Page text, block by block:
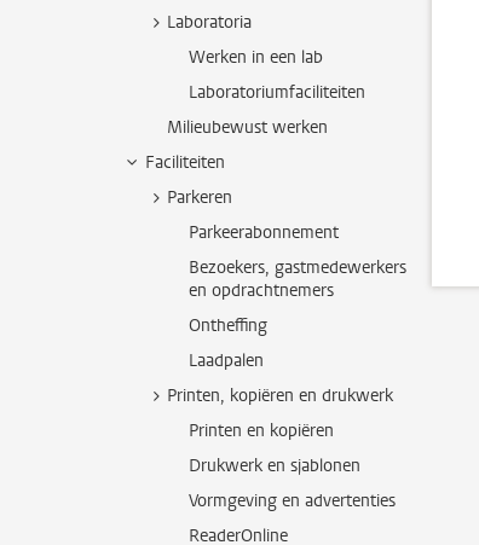
Laboratoria
Werken in een lab
Laboratoriumfaciliteiten
Milieubewust werken
Faciliteiten
Parkeren
Parkeerabonnement
Bezoekers, gastmedewerkers
en opdrachtnemers
Ontheffing
Laadpalen
Printen, kopiëren en drukwerk
Printen en kopiëren
Drukwerk en sjablonen
Vormgeving en advertenties
ReaderOnline